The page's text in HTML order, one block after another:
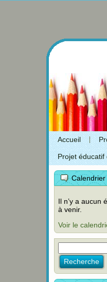
Accueil
Projet éducatif
Calendrier
Il n’y a aucun
à venir.
Voir le